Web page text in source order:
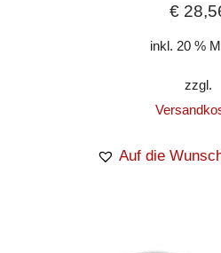
€
inkl. 20 %
zzgl.
Auf die